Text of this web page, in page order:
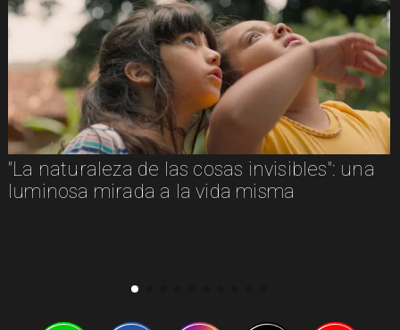
"La naturaleza de las cosas invisibles": una
luminosa mirada a la vida misma